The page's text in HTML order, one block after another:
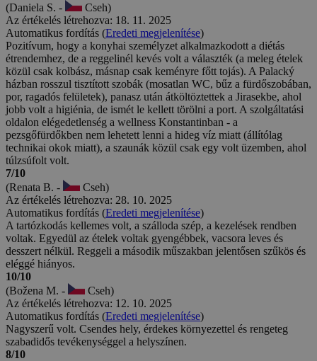
(Daniela S. -
Cseh)
Az értékelés létrehozva: 18. 11. 2025
Automatikus fordítás (Eredeti megjelenítése)
Pozitívum, hogy a konyhai személyzet alkalmazkodott a diétás
étrendemhez, de a reggelinél kevés volt a választék (a meleg ételek
közül csak kolbász, másnap csak keményre főtt tojás). A Palacký
házban rosszul tisztított szobák (mosatlan WC, bűz a fürdőszobában,
por, ragadós felületek), panasz után átköltöztettek a Jirasekbe, ahol
jobb volt a higiénia, de ismét le kellett törölni a port. A szolgáltatási
oldalon elégedetlenség a wellness Konstantinban - a
pezsgőfürdőkben nem lehetett lenni a hideg víz miatt (állítólag
technikai okok miatt), a szaunák közül csak egy volt üzemben, ahol
túlzsúfolt volt.
7/10
(Renata B. -
Cseh)
Az értékelés létrehozva: 28. 10. 2025
Automatikus fordítás (Eredeti megjelenítése)
A tartózkodás kellemes volt, a szálloda szép, a kezelések rendben
voltak. Egyedül az ételek voltak gyengébbek, vacsora leves és
desszert nélkül. Reggeli a második műszakban jelentősen szűkös és
eléggé hiányos.
10/10
(Božena M. -
Cseh)
Az értékelés létrehozva: 12. 10. 2025
Automatikus fordítás (Eredeti megjelenítése)
Nagyszerű volt. Csendes hely, érdekes környezettel és rengeteg
szabadidős tevékenységgel a helyszínen.
8/10